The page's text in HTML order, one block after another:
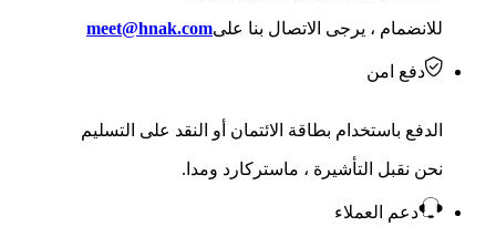
للانضمام ، يرجى الاتصال بنا علىmeet@hnak.com
دفع امن
الدفع باستخدام بطاقة الائتمان أو النقد على التسليم
نحن نقبل التأشيرة ، ماستركارد ومدا.
دعم العملاء